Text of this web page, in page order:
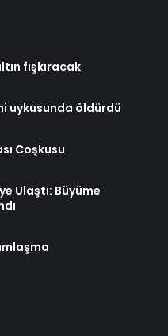
fışkıracak
uykusunda öldürdü
Coşkusu
Ulaştı: Büyüme